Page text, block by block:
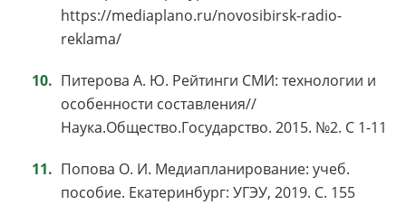
https://mediaplano.ru/novosibirsk-radio-
reklama/
Питерова А. Ю. Рейтинги СМИ: технологии и
особенности составления//
Наука.Общество.Государство. 2015. №2. С 1-11
Попова О. И. Медиапланирование: учеб.
пособие. Екатеринбург: УГЭУ, 2019. С. 155